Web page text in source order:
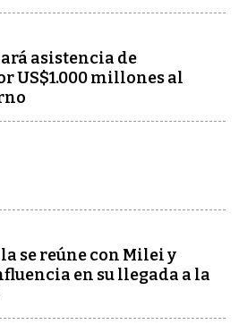
asistencia de
US$1.000 millones al
se reúne con Milei y
en su llegada a la